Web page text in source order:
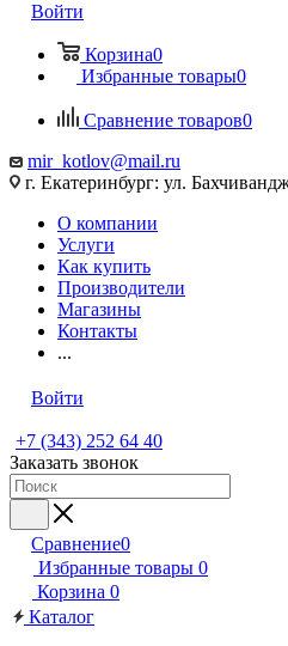
Войти
Корзина0
Избранные товары0
Сравнение товаров0
mir_kotlov@mail.ru
г. Екатеринбург: ул.
О компании
Услуги
Как купить
Производители
Магазины
Контакты
...
Войти
+7 (343) 252 64 40
Заказать звонок
Сравнение0
Избранные товары 0
Корзина 0
Каталог